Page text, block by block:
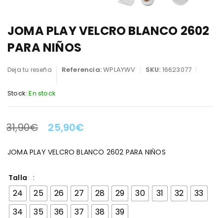
JOMA PLAY VELCRO BLANCO 2602
PARA NIÑOS
Deja tu reseña Referencia:WPLAYWV SKU: 16623077
Stock: En stock
LA OFERTA TERMINA EN:
31,90€ 25,90€
JOMA PLAY VELCRO BLANCO 2602 PARA NIÑOS
Talla
24 25 26 27 28 29 30 31 32
33
34
35 36 37 38 39